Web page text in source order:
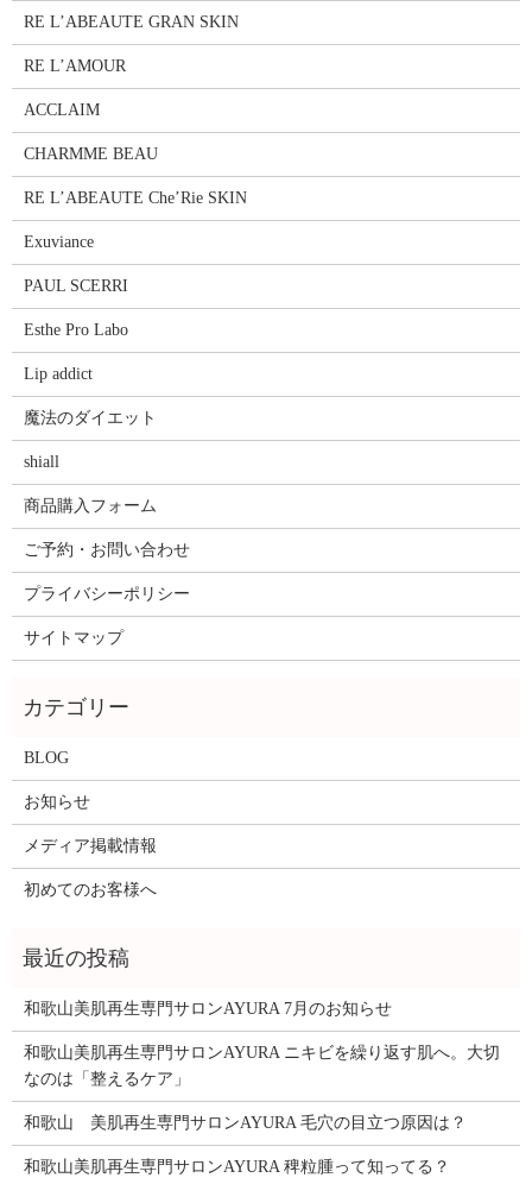
RE L’ABEAUTE GRAN SKIN
RE L’AMOUR
ACCLAIM
CHARMME BEAU
RE L’ABEAUTE Che’Rie SKIN
Exuviance
PAUL SCERRI
Esthe Pro Labo
Lip addict
魔法のダイエット
shiall
商品購入フォーム
ご予約・お問い合わせ
プライバシーポリシー
サイトマップ
BLOG
お知らせ
メディア掲載情報
初めてのお客様へ
和歌山美肌再生専門サロンAYURA 7月のお知らせ
和歌山美肌再生専門サロンAYURA ニキビを繰り返す肌へ。大切
なのは「整えるケア」
和歌山 美肌再生専門サロンAYURA 毛穴の目立つ原因は？
和歌山美肌再生専門サロンAYURA 稗粒腫って知ってる？